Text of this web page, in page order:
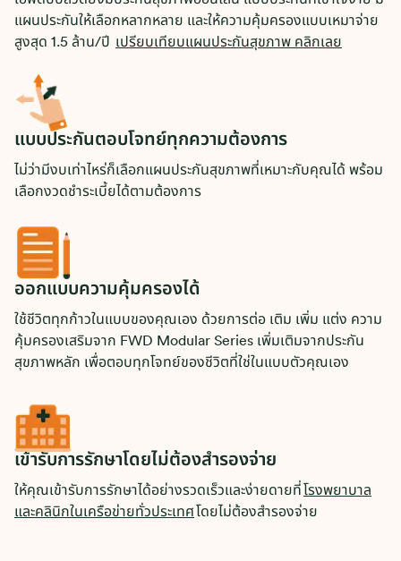
แผนประกันให้เลือกหลากหลาย และให้ความคุ้มครองแบบเหมาจ่าย
สูงสุด 1.5 ล้าน/ปี เปรียบเทียบแผนประกันสุขภาพ คลิกเลย
แบบประกันตอบโจทย์ทุกความต้องการ
ไม่ว่ามีงบเท่าไหร่ก็เลือกแผนประกันสุขภาพที่เหมาะกับคุณได้ พร้อม
เลือกงวดชำระเบี้ยได้ตามต้องการ
ออกแบบความคุ้มครองได้
ใช้ชีวิตทุกก้าวในแบบของคุณเอง ด้วยการต่อ เติม เพิ่ม แต่ง ความ
คุ้มครองเสริมจาก FWD Modular Series เพิ่มเติมจากประกัน
สุขภาพหลัก เพื่อตอบทุกโจทย์ของชีวิตที่ใช่ในแบบตัวคุณเอง
เข้ารับการรักษาโดยไม่ต้องสำรองจ่าย
ให้คุณเข้ารับการรักษาได้อย่างรวดเร็วและง่ายดายที่ โรงพยาบาล
และคลินิกในเครือข่ายทั่วประเทศ โดยไม่ต้องสำรองจ่าย